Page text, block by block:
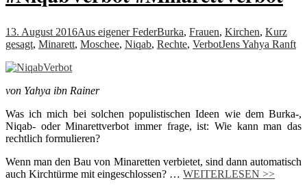
13. August 2016Aus eigener FederBurka, Frauen, Kirchen, Kurz
gesagt, Minarett, Moschee, Niqab, Rechte, VerbotJens Yahya Ranft
von Yahya ibn Rainer
Was ich mich bei solchen populistischen Ideen wie dem Burka-,
Niqab- oder Minarettverbot immer frage, ist: Wie kann man das
rechtlich formulieren?
Wenn man den Bau von Minaretten verbietet, sind dann automatisch
auch Kirchtürme mit eingeschlossen? … WEITERLESEN >>